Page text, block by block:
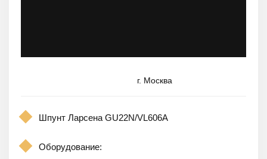
г. Москва
Шпунт Ларсена GU22N/VL606A
Оборудование: